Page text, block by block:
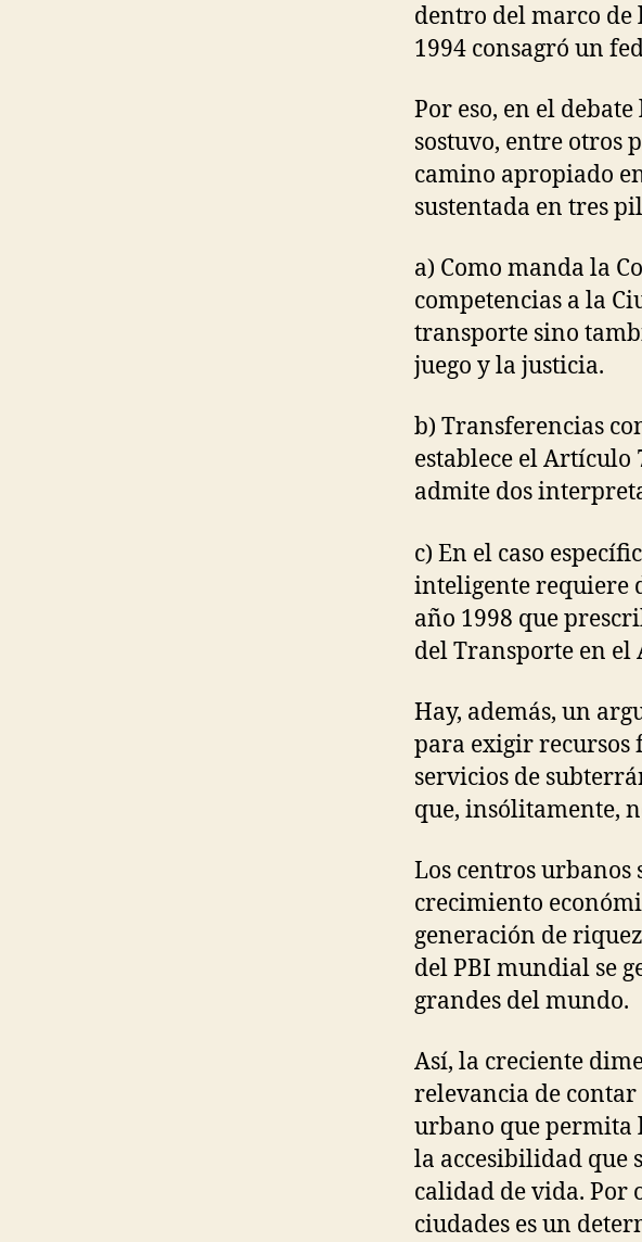
dentro del marco de
1994 consagró un
Por eso, en el
sostuvo, entre otros
camino apropiado
sustentada en tres
a) Como manda la
competencias a la
transporte sino
juego y la justicia.
b) Transferencias
establece el Artículo
admite dos
c) En el caso
inteligente requiere
año 1998 que
del Transporte en
Hay, además, un
para exigir recursos
servicios de
que, insólitamente,
Los centros
crecimiento
generación de
del PBI mundial se
grandes del mundo.
Así, la creciente
relevancia de
urbano que permita
la accesibilidad que
calidad de vida. Por
ciudades es un